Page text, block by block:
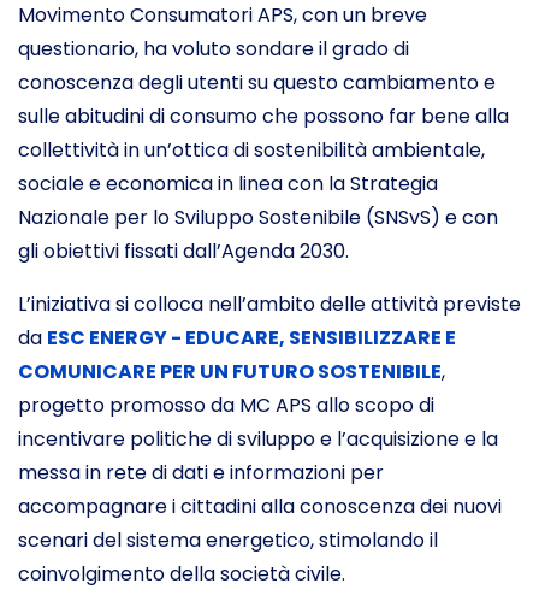
Movimento Consumatori APS, con un breve
questionario, ha voluto sondare il grado di
conoscenza degli utenti su questo cambiamento e
sulle abitudini di consumo che possono far bene alla
collettività in un’ottica di sostenibilità ambientale,
sociale e economica in linea con la Strategia
Nazionale per lo Sviluppo Sostenibile (SNSvS) e con
gli obiettivi fissati dall’Agenda 2030.
L’iniziativa si colloca nell’ambito delle attività previste
da ESC ENERGY - EDUCARE, SENSIBILIZZARE E
COMUNICARE PER UN FUTURO SOSTENIBILE,
progetto promosso da MC APS allo scopo di
incentivare politiche di sviluppo e l’acquisizione e la
messa in rete di dati e informazioni per
accompagnare i cittadini alla conoscenza dei nuovi
scenari del sistema energetico, stimolando il
coinvolgimento della società civile.